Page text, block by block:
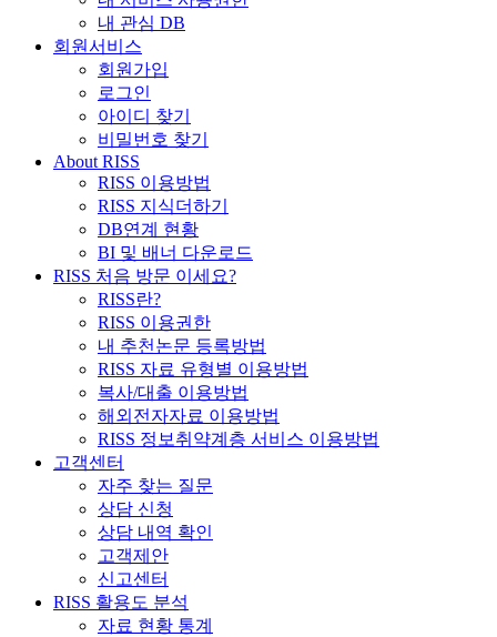
내 관심 DB
회원서비스
회원가입
로그인
아이디 찾기
비밀번호 찾기
About RISS
RISS 이용방법
RISS 지식더하기
DB연계 현황
BI 및 배너 다운로드
RISS 처음 방문 이세요?
RISS란?
RISS 이용권한
내 추천논문 등록방법
RISS 자료 유형별 이용방법
복사/대출 이용방법
해외전자자료 이용방법
RISS 정보취약계층 서비스 이용방법
고객센터
자주 찾는 질문
상담 신청
상담 내역 확인
고객제안
신고센터
RISS 활용도 분석
자료 현황 통계